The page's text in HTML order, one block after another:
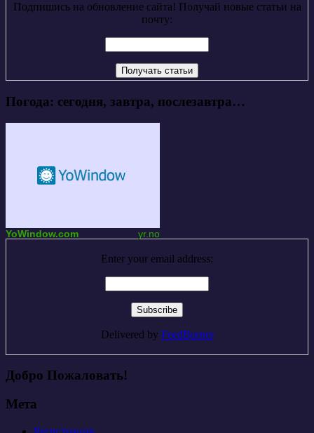
Подпишись на обновление сайта! Получай новые статьи на
почту:
Погода: сегодня, завтра, послезавтра…
YoWindow.com yr.no
Enter your email address:
Delivered by FeedBurner
Добро Пожаловать!
Мета